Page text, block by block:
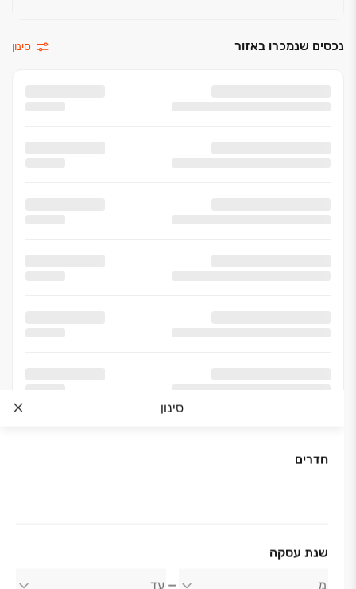
נכסים שנמכרו באזור סינון
סינון
חדרים
שנת עסקה